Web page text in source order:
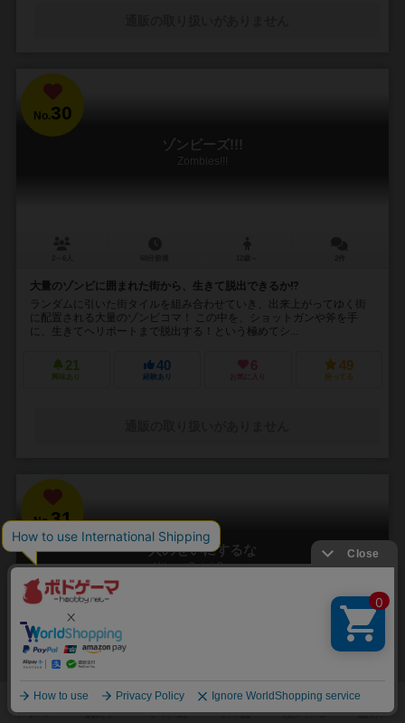
No.30
ゾンビーズ!!!
Zombies!!!
大量のゾンビに囲まれた街から、生きて脱出できるか⁉︎
ランダムに引いた街タイルを組み合わせていき、出来上がってゆく街
に配置される大量のゾンビコマ！ この中を、ショットガンや斧を手
に、生きてヘリポートまで脱出する！という極めてシ...
21
興味あり
40
経験あり
6
お気に入り
49
持ってる
No.31
人のせいにするな
Hitono Seini Suruna
3～5人
責任をなすりつけろ！
「お前がやったんだろ！！」 やった覚えのないミスや罪を押し付けら